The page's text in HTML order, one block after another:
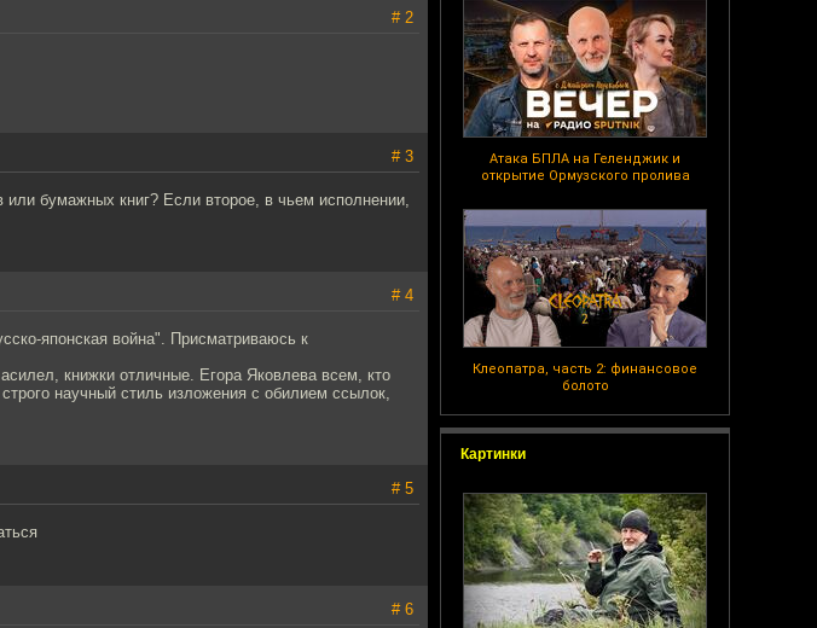
Атака БПЛА на Геленджик и
открытие Ормузского пролива
Клеопатра, часть 2: финансовое
болото
Картинки
# 2
# 3
или бумажных книг? Если второе, в чьем исполнении,
# 4
японская война". Присматриваюсь к
книжки отличные. Егора Яковлева всем, кто
научный стиль изложения с обилием ссылок,
# 5
# 6